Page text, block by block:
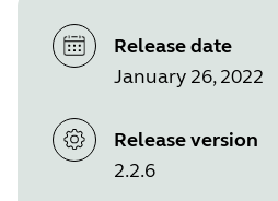
Release date
January 26, 2022
Release version
2.2.6